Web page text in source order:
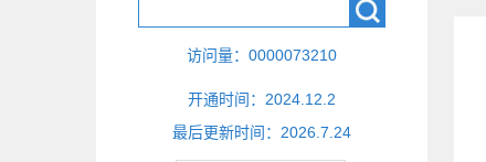
访问量： 0000073210
开通时间： 2024 12 2
最后更新时间： 2026 7 24